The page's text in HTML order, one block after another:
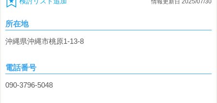
情報更新日 2025/07/30
所在地
沖縄県沖縄市桃原1-13-8
電話番号
090-3796-5048